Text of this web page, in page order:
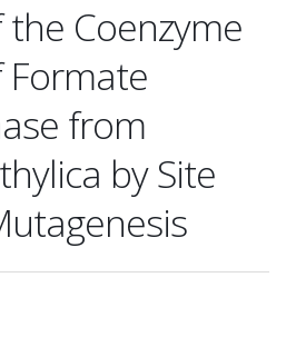
Coenzyme
Formate
from
by Site